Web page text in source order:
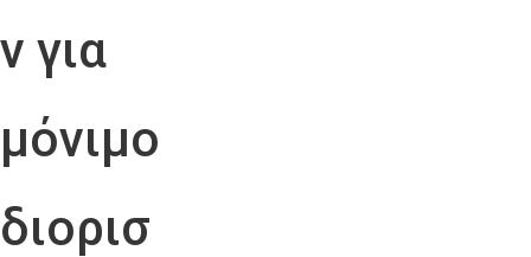
ν για
μόνιμο
διορισ